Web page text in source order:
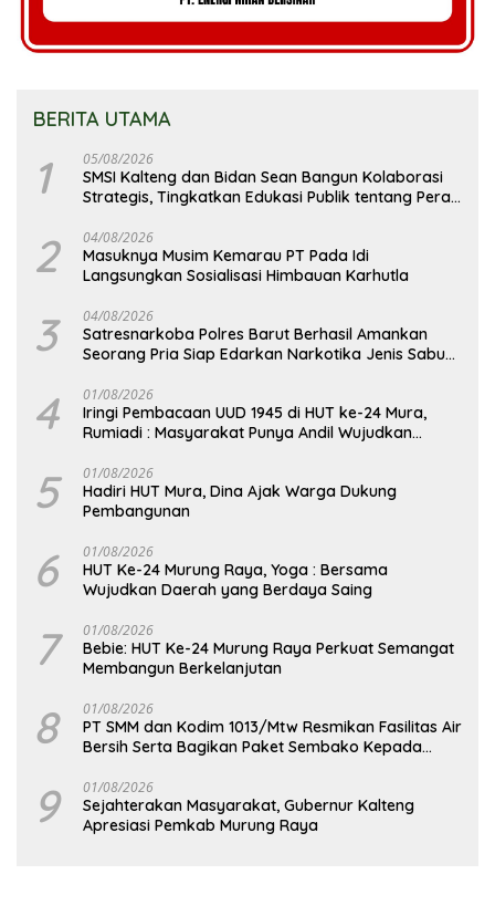
BERITA UTAMA
1 05/08/2026
SMSI Kalteng dan Bidan Sean Bangun Kolaborasi
Strategis, Tingkatkan Edukasi Publik tentang Peran
2 04/08/2026
Masuknya Musim Kemarau PT Pada Idi
Langsungkan Sosialisasi Himbauan Karhutla
3 04/08/2026
Satresnarkoba Polres Barut Berhasil Amankan
Seorang Pria Siap Edarkan Narkotika Jenis Sabu
4 01/08/2026
Iringi Pembacaan UUD 1945 di HUT ke-24 Mura,
Rumiadi : Masyarakat Punya Andil Wujudkan
5 01/08/2026
Hadiri HUT Mura, Dina Ajak Warga Dukung
Pembangunan
6 01/08/2026
HUT Ke-24 Murung Raya, Yoga : Bersama
Wujudkan Daerah yang Berdaya Saing
7 01/08/2026
Bebie: HUT Ke-24 Murung Raya Perkuat Semangat
Membangun Berkelanjutan
8 01/08/2026
PT SMM dan Kodim 1013/Mtw Resmikan Fasilitas Air
Bersih Serta Bagikan Paket Sembako Kepada
9 01/08/2026
Sejahterakan Masyarakat, Gubernur Kalteng
Apresiasi Pemkab Murung Raya